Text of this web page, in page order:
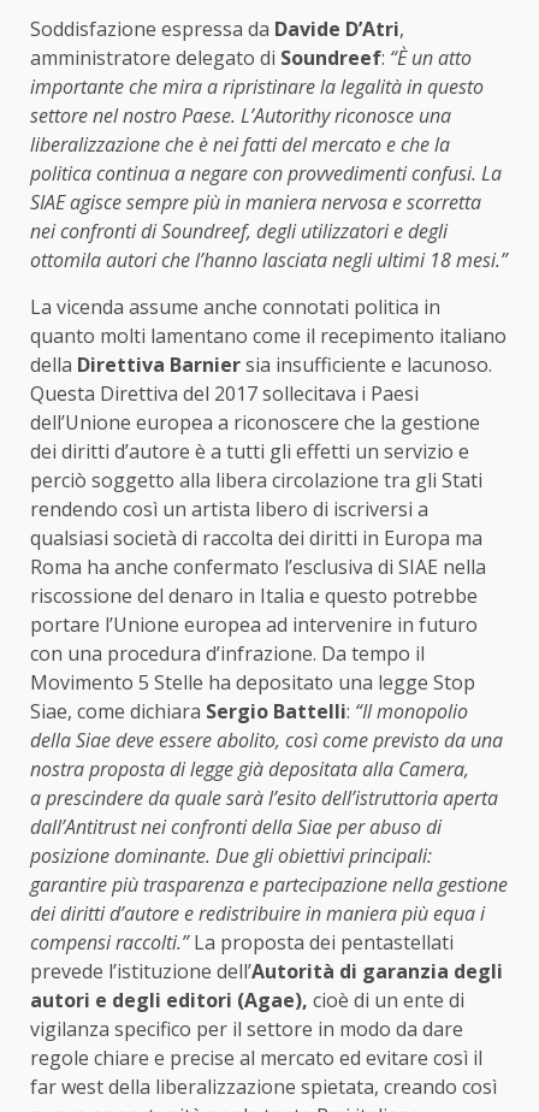
Soddisfazione espressa da Davide D’Atri,
amministratore delegato di Soundreef: “È un atto
importante che mira a ripristinare la legalità in questo
settore nel nostro Paese. L’Autorithy riconosce una
liberalizzazione che è nei fatti del mercato e che la
politica continua a negare con provvedimenti confusi. La
SIAE agisce sempre più in maniera nervosa e scorretta
nei confronti di Soundreef, degli utilizzatori e degli
ottomila autori che l’hanno lasciata negli ultimi 18 mesi.”
La vicenda assume anche connotati politica in
quanto molti lamentano come il recepimento italiano
della Direttiva Barniersia insufficiente e lacunoso.
Questa Direttiva del 2017 sollecitava i Paesi
dell’Unione europea a riconoscere che la gestione
dei diritti d’autore è a tutti gli effetti un servizio e
perciò soggetto alla libera circolazione tra gli Stati
rendendo così un artista libero di iscriversi a
qualsiasi società di raccolta dei diritti in Europa ma
Roma ha anche confermato l’esclusiva di SIAE nella
riscossione del denaro in Italia e questo potrebbe
portare l’Unione europea ad intervenire in futuro
con una procedura d’infrazione. Da tempo il
Movimento 5 Stelle ha depositato una legge Stop
Siae, come dichiara Sergio Battelli: “Il monopolio
della Siae deve essere abolito, così come previsto da una
nostra proposta di legge già depositata alla Camera,
a prescindere da quale sarà l’esito dell’istruttoria aperta
dall’Antitrust nei confronti della Siae per abuso di
posizione dominante. Due gli obiettivi principali:
garantire più trasparenza e partecipazione nella gestione
dei diritti d’autore e redistribuire in maniera più equa i
compensi raccolti.”La proposta dei pentastellati
prevede l’istituzione dell’Autorità di garanzia degli
autori e degli editori (Agae), cioè di un ente di
vigilanza specifico per il settore in modo da dare
regole chiare e precise al mercato ed evitare così il
far west della liberalizzazione spietata, creando così